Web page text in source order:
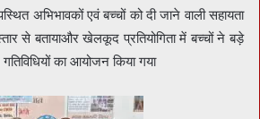
अभिभावकों एवं बच्चों को दी जाने वाली सहायता
से बतायाऔर खेलकूद प्रतियोगिता में बच्चों ने बड़े
का आयोजन किया गया